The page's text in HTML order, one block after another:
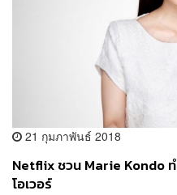
21 กุมภาพันธ์ 2018
Netflix ชวน Marie Kondo
โอเวอร์